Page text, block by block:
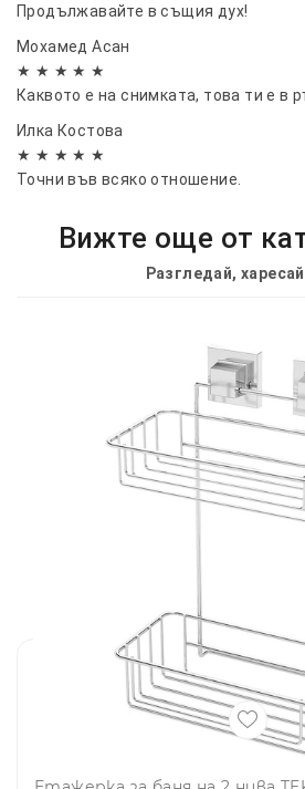
Продължавайте в същия дух!
Мохамед Асан
★ ★ ★ ★ ★
Каквото е на снимката, това ти е в
Илка Костова
★ ★ ★ ★ ★
Точни във всяко отношение.
Вижте още от
Разгледай,